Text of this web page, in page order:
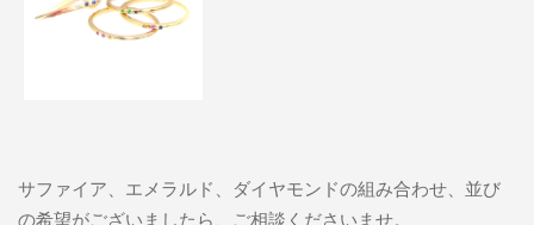
サファイア、エメラルド、ダイヤモンドの組み合わせ、並び
の希望がございましたら、ご相談くださいませ。